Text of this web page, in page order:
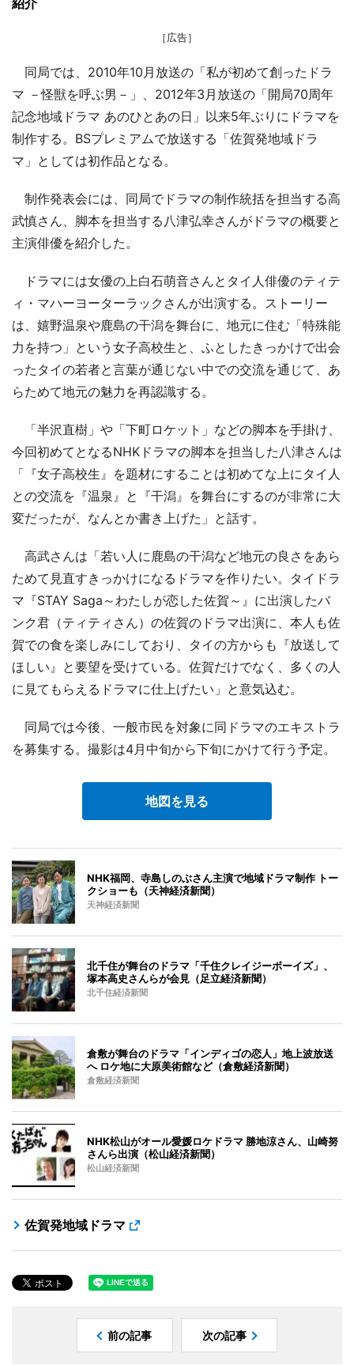
［広告］
同局では、2010年10月放送の「私が初めて創ったドラ
マ －怪獣を呼ぶ男－」、2012年3月放送の「開局70周年
記念地域ドラマ あのひとあの日」以来5年ぶりにドラマを
制作する。BSプレミアムで放送する「佐賀発地域ドラ
マ」としては初作品となる。
制作発表会には、同局でドラマの制作統括を担当する高
武慎さん、脚本を担当する八津弘幸さんがドラマの概要と
主演俳優を紹介した。
ドラマには女優の上白石萌音さんとタイ人俳優のティテ
ィ・マハーヨーターラックさんが出演する。ストーリー
は、嬉野温泉や鹿島の干潟を舞台に、地元に住む「特殊能
力を持つ」という女子高校生と、ふとしたきっかけで出会
ったタイの若者と言葉が通じない中での交流を通じて、あ
らためて地元の魅力を再認識する。
「半沢直樹」や「下町ロケット」などの脚本を手掛け、
今回初めてとなるNHKドラマの脚本を担当した八津さんは
「『女子高校生』を題材にすることは初めてな上にタイ人
との交流を『温泉』と『干潟』を舞台にするのが非常に大
変だったが、なんとか書き上げた」と話す。
高武さんは「若い人に鹿島の干潟など地元の良さをあら
ためて見直すきっかけになるドラマを作りたい。タイドラ
マ『STAY Saga～わたしが恋した佐賀～』に出演したバ
ンク君（ティティさん）の佐賀のドラマ出演に、本人も佐
賀での食を楽しみにしており、タイの方からも『放送して
ほしい』と要望を受けている。佐賀だけでなく、多くの人
に見てもらえるドラマに仕上げたい」と意気込む。
同局では今後、一般市民を対象に同ドラマのエキストラ
を募集する。撮影は4月中旬から下旬にかけて行う予定。
地図を見る
NHK福岡、寺島しのぶさん主演で地域ドラマ制作 トー
クショーも（天神経済新聞）
天神経済新聞
北千住が舞台のドラマ「千住クレイジーボーイズ」、
塚本高史さんらが会見（足立経済新聞）
北千住経済新聞
倉敷が舞台のドラマ「インディゴの恋人」地上波放送
へ ロケ地に大原美術館など（倉敷経済新聞）
倉敷経済新聞
NHK松山がオール愛媛ロケドラマ 勝地涼さん、山崎努
さんら出演（松山経済新聞）
松山経済新聞
佐賀発地域ドラマ
前の記事 次の記事